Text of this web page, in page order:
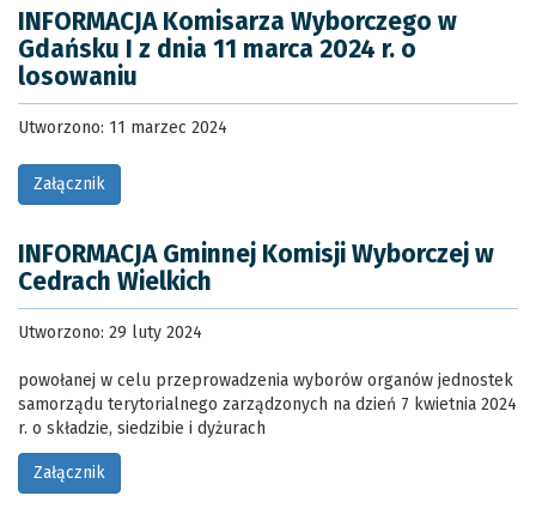
INFORMACJA Komisarza Wyborczego w
Gdańsku I z dnia 11 marca 2024 r. o
losowaniu
Utworzono: 11 marzec 2024
Załącznik
INFORMACJA Gminnej Komisji Wyborczej w
Cedrach Wielkich
Utworzono: 29 luty 2024
powołanej w celu przeprowadzenia wyborów organów jednostek
samorządu terytorialnego zarządzonych na dzień 7 kwietnia 2024
r. o składzie, siedzibie i dyżurach
Załącznik